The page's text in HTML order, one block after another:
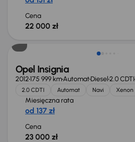
Cena
22 000 zł
Opel Insignia
2012175 999 kmAutomatDiesel2.0 CDTI
2.0 CDTI Automat Navi Xenon
Miesięczna rata
od 137 zł
Cena
23 000 zł